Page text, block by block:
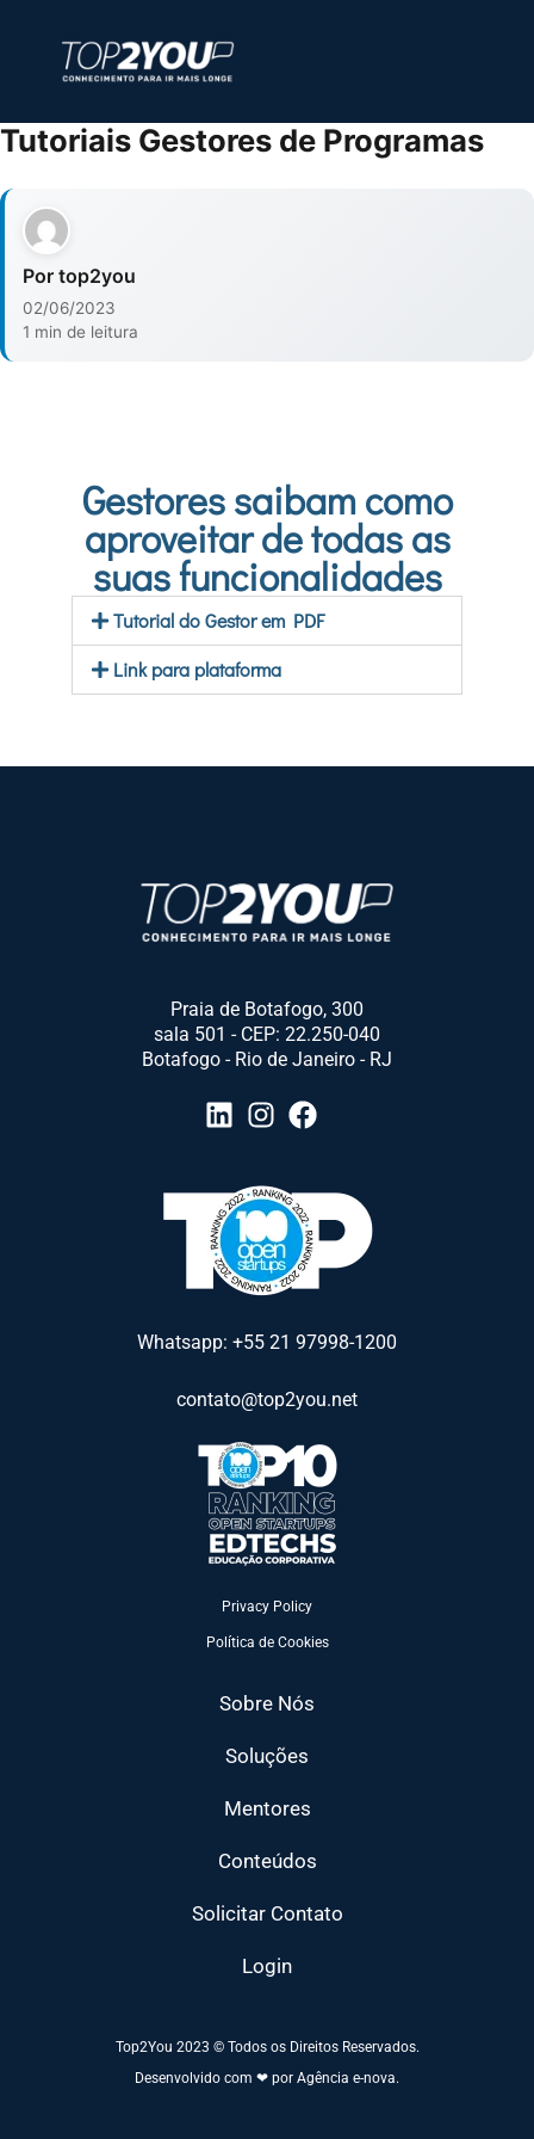
Tutoriais Gestores de Programas
Por top2you
02/06/2023
1 min de leitura
Gestores saibam como
aproveitar de todas as
suas funcionalidades
Tutorial do Gestor em PDF
Link para plataforma
Praia de Botafogo, 300
sala 501 - CEP: 22.250-040
Botafogo - Rio de Janeiro - RJ
Whatsapp: +55 21 97998-1200
contato@top2you.net
Privacy Policy
Política de Cookies
Sobre Nós
Soluções
Mentores
Conteúdos
Solicitar Contato
Login
Top2You 2023 © Todos os Direitos Reservados.
Desenvolvido com ❤ por Agência e-nova.